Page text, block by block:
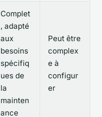
Complet
, adapté
aux
besoins
spécifiq
ues de
la
mainten
ance
Peut être
complex
e à
configur
er